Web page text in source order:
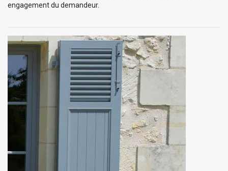
engagement du demandeur.